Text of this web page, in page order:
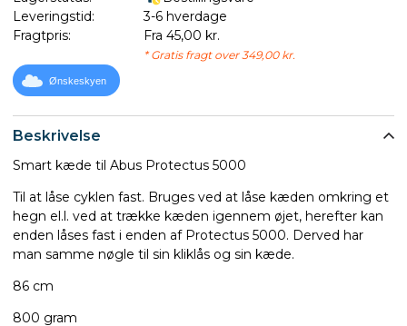
Beskrivelse
Smart kæde til Abus Protectus 5000
Til at låse cyklen fast. Bruges ved at låse kæden omkring et
hegn el.l. ved at trække kæden igennem øjet, herefter kan
enden låses fast i enden af Protectus 5000. Derved har
man samme nøgle til sin kliklås og sin kæde.
86 cm
800 gram
Leveringstid:
3-6 hverdage
Fragtpris:
Fra 45,00 kr.
* Gratis fragt over 349,00 kr.
Ønskeskyen